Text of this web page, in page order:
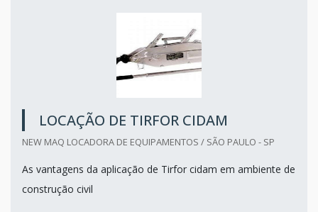
LOCAÇÃO DE TIRFOR CIDAM
NEW MAQ LOCADORA DE EQUIPAMENTOS / SÃO PAULO - SP
As vantagens da aplicação de Tirfor cidam em ambiente de
construção civil